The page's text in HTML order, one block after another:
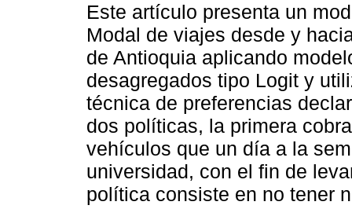
Este artículo presenta un
Modal de viajes desde y
de Antioquia aplicando
desagregados tipo Logit y
técnica de preferencias
dos políticas, la primera
vehículos que un día a la
universidad, con el fin de
política consiste en no tener